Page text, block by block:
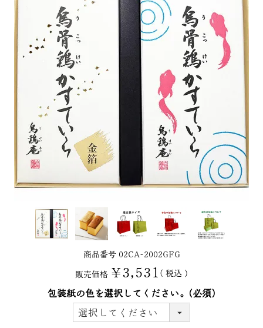
商品番号 02CA-2002GFG
販売価格 ¥3,531 税込
包装紙の色を選択してください。 (必須)